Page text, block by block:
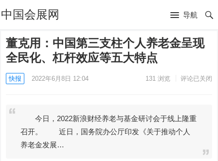
中国会展网 导航
董克用：中国第三支柱个人养老金呈现
全民化、杠杆效应等五大特点
快报 2022年6月8日 12:04 131浏览 评论已关闭
今日，2022新浪财经养老与基金研讨会于线上隆重
召开。 近日，国务院办公厅印发《关于推动个人
养老金发展…